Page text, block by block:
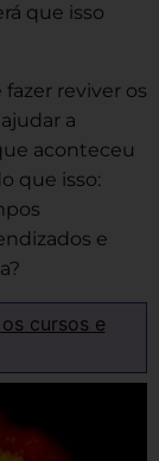
que isso
reviver os
a
aconteceu
que isso:
e
cursos e